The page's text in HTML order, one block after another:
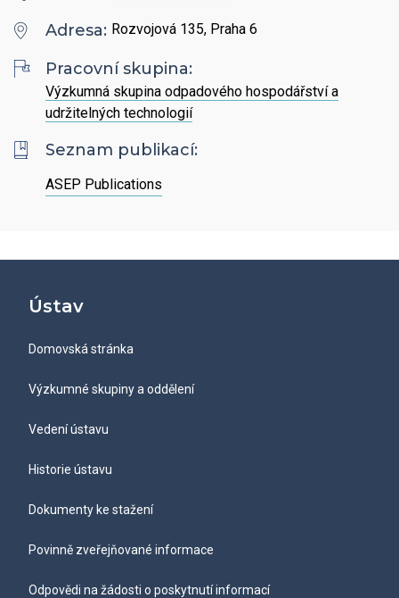
Ombudsman a ombudsmanka ÚCHP
Veřejné zakázky
Open Science
Nabídky zaměstnání
Hledat
EN
Adresa: Rozvojová 135, Praha 6
Pracovní skupina:
Výzkumná skupina odpadového hospodářství a
udržitelných technologií
Seznam publikací:
ASEP Publications
Ústav
Domovská stránka
Výzkumné skupiny a oddělení
Vedení ústavu
Historie ústavu
Dokumenty ke stažení
Povinně zveřejňované informace
Odpovědi na žádosti o poskytnutí informací